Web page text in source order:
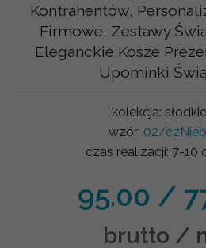
Kontrahentów,
Firmowe, Zestawy
Eleganckie Kosze
Upominki
kolekcja:
wzór: 02/
czas realizacji: 7-10
95.00 /
brutto /